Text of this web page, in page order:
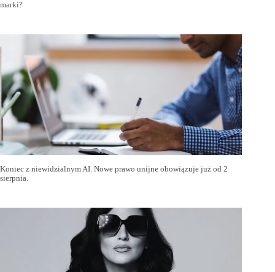
marki?
Koniec z niewidzialnym AI. Nowe prawo unijne obowiązuje już od 2
sierpnia.